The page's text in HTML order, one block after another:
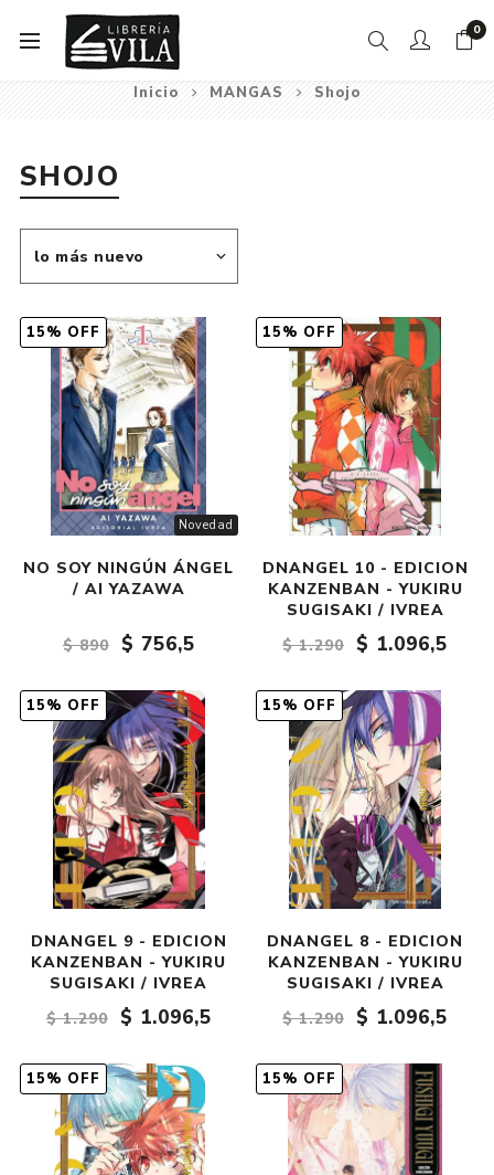
0
Inicio MANGAS Shojo
SHOJO
Novedad
15% OFF
NO SOY NINGÚN ÁNGEL
/ AI YAZAWA
$ 890 $ 756,5
15% OFF
DNANGEL 10 - EDICION
KANZENBAN - YUKIRU
SUGISAKI / IVREA
$ 1.290
$ 1.096,5
15% OFF
DNANGEL 9 - EDICION
KANZENBAN - YUKIRU
SUGISAKI / IVREA
$ 1.290
$ 1.096,5
15% OFF
DNANGEL 8 - EDICION
KANZENBAN - YUKIRU
SUGISAKI / IVREA
$ 1.290
$ 1.096,5
15% OFF 15% OFF